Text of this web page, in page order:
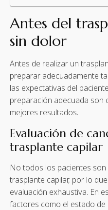
Antes del
sin dolor
Antes de realizar un
preparar adecuadamente
las expectativas del
preparación adecuada son
mejores resultados.
Evaluación de
trasplante capilar
No todos los pacientes
trasplante capilar, por lo
evaluación exhaustiva. En
factores como el estado de